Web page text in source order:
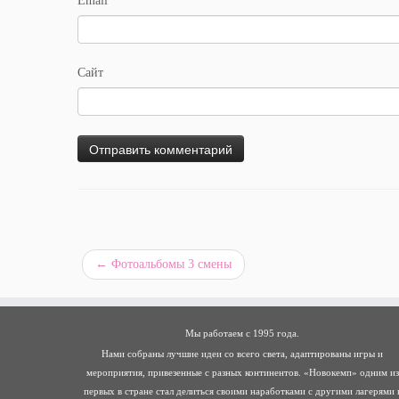
Сайт
← Фотоальбомы 3 смены
Мы работаем с 1995 года.
Нами собраны лучшие идеи со всего света, адаптированы игры и
мероприятия, привезенные с разных континентов. «Новокемп» одним из
первых в стране стал делиться своими наработками с другими лагерями